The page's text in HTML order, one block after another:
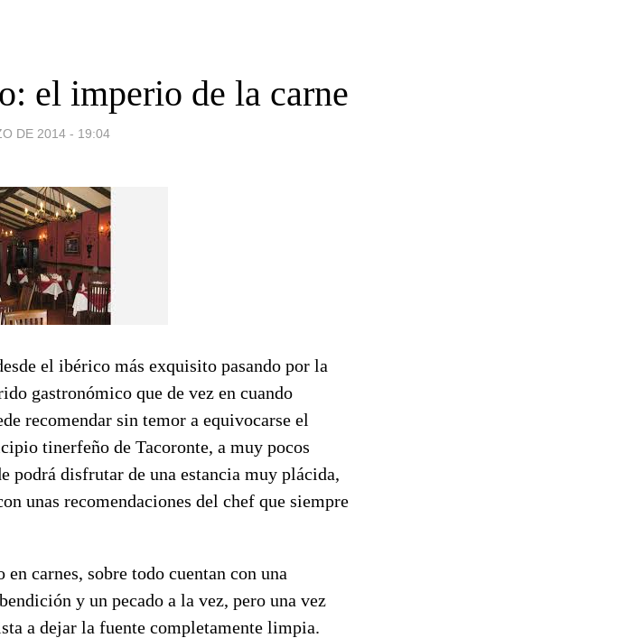
el imperio de la carne
DE 2014 - 19:04
el ibérico más exquisito pasando por la
gastronómico que de vez en cuando
recomendar sin temor a equivocarse el
tinerfeño de Tacoronte, a muy pocos
podrá disfrutar de una estancia muy plácida,
unas recomendaciones del chef que siempre
carnes, sobre todo cuentan con una
y un pecado a la vez, pero una vez
a dejar la fuente completamente limpia.